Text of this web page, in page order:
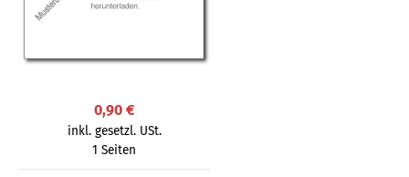
0,90 €
inkl. gesetzl. USt.
1 Seiten